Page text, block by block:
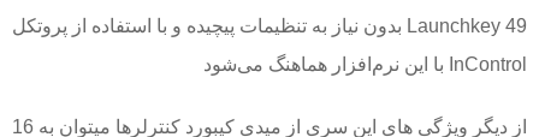
Launchkey 49 بدون نیاز به تنظیمات پیچیده و با استفاده از پروتکل
InControl با این نرم‌افزار هماهنگ می‌شود
از دیگر ویژگی های این سری از میدی کیبورد کنترلرها میتوان به 16